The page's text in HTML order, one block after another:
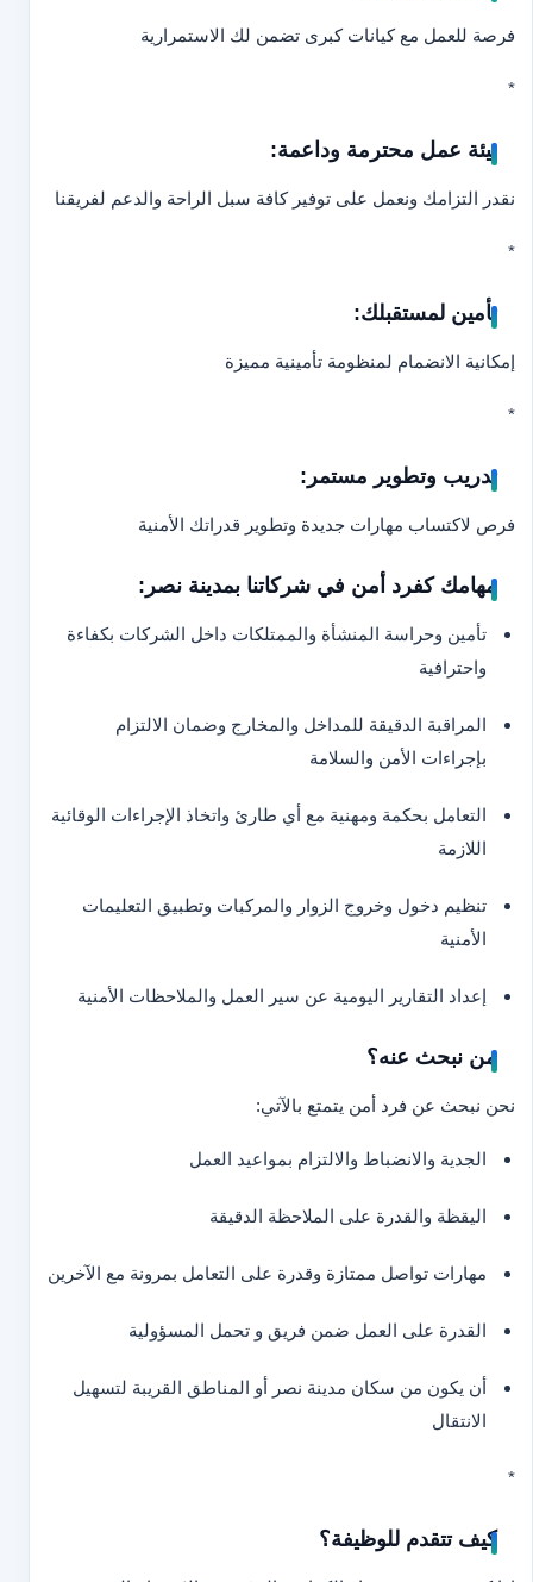
فرصة للعمل مع كيانات كبرى تضمن لك الاستمرارية
*
بيئة عمل محترمة وداعمة:
نقدر التزامك ونعمل على توفير كافة سبل الراحة والدعم لفريقنا
*
تأمين لمستقبلك:
إمكانية الانضمام لمنظومة تأمينية مميزة
*
تدريب وتطوير مستمر:
فرص لاكتساب مهارات جديدة وتطوير قدراتك الأمنية
مهامك كفرد أمن في شركاتنا بمدينة نصر:
تأمين وحراسة المنشأة والممتلكات داخل الشركات بكفاءة
واحترافية
المراقبة الدقيقة للمداخل والمخارج وضمان الالتزام
بإجراءات الأمن والسلامة
التعامل بحكمة ومهنية مع أي طارئ واتخاذ الإجراءات الوقائية
اللازمة
تنظيم دخول وخروج الزوار والمركبات وتطبيق التعليمات
الأمنية
إعداد التقارير اليومية عن سير العمل والملاحظات الأمنية
من نبحث عنه؟
نحن نبحث عن فرد أمن يتمتع بالآتي:
الجدية والانضباط والالتزام بمواعيد العمل
اليقظة والقدرة على الملاحظة الدقيقة
مهارات تواصل ممتازة وقدرة على التعامل بمرونة مع الآخرين
القدرة على العمل ضمن فريق و تحمل المسؤولية
أن يكون من سكان مدينة نصر أو المناطق القريبة لتسهيل
الانتقال
*
كيف تتقدم للوظيفة؟